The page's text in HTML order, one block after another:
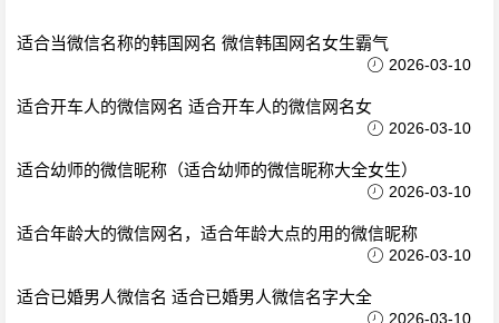
适合当微信名称的韩国网名 微信韩国网名女生霸气
2026-03-10
适合开车人的微信网名 适合开车人的微信网名女
2026-03-10
适合幼师的微信昵称（适合幼师的微信昵称大全女生）
2026-03-10
适合年龄大的微信网名，适合年龄大点的用的微信昵称
2026-03-10
适合已婚男人微信名 适合已婚男人微信名字大全
2026-03-10